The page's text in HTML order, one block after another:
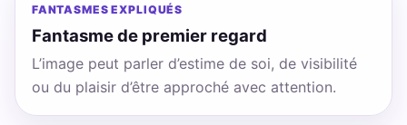
FANTASMES EXPLIQUÉS
Fantasme de premier regard
L’image peut parler d’estime de soi, de visibilité
ou du plaisir d’être approché avec attention.